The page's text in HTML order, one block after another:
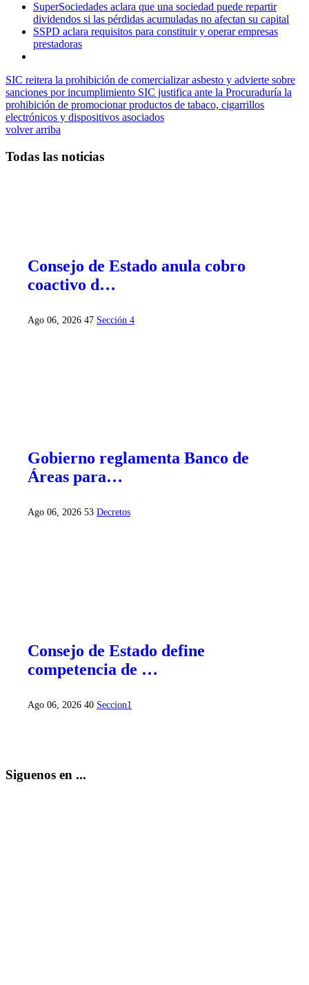
SuperSociedades aclara que una sociedad puede repartir
dividendos si las pérdidas acumuladas no afectan su capital
SSPD aclara requisitos para constituir y operar empresas
prestadoras
SIC reitera la prohibición de comercializar asbesto y advierte sobre
sanciones por incumplimiento SIC justifica ante la Procuraduría la
prohibición de promocionar productos de tabaco, cigarrillos
electrónicos y dispositivos asociados
volver arriba
Todas las noticias
Consejo de Estado anula cobro
coactivo d…
Ago 06, 2026 47 Sección 4
Gobierno reglamenta Banco de
Áreas para…
Ago 06, 2026 53 Decretos
Consejo de Estado define
competencia de …
Ago 06, 2026 40 Seccion1
Siguenos en ...